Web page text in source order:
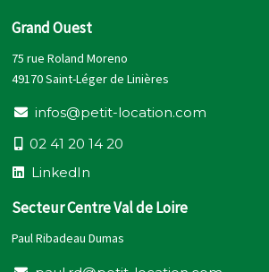
Grand Ouest
75 rue Roland Moreno
49170 Saint-Léger de Linières
infos@petit-location.com
02 41 20 14 20
LinkedIn
Secteur Centre Val de Loire
Paul Ribadeau Dumas